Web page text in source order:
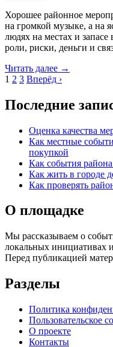
Хорошее районное
на громкой музыке, а на
людях на местах и запасе
роли, риски, деньги и
Читать далее →
1 2 3 Вперёд ›
Последние
Оценка качества
Как местные
покупкой
Как события
Как жить в городе
Как проверять
О площадке
Мы рассказываем о
локальных инициативах
Перед публикацией
Разделы
Политика
Пользовательское
О проекте
Контакты